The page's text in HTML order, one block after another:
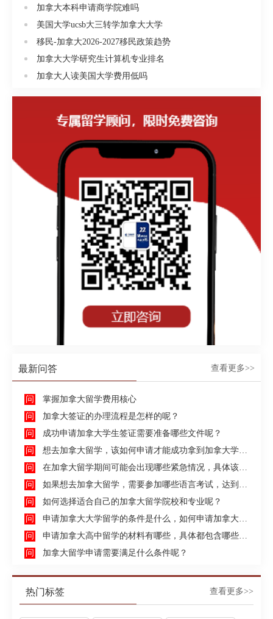
加拿大本科申请商学院难吗
美国大学ucsb大三转学加拿大大学
移民-加拿大2026-2027移民政策趋势
加拿大大学研究生计算机专业排名
加拿大人读美国大学费用低吗
最新问答 查看更多>>
掌握加拿大留学费用核心
加拿大签证的办理流程是怎样的呢？
成功申请加拿大学生签证需要准备哪些文件呢？
想去加拿大留学，该如何申请才能成功拿到加拿大学生签证呢？
在加拿大留学期间可能会出现哪些紧急情况，具体该如何去处理这些紧急情况呢？
如果想去加拿大留学，需要参加哪些语言考试，达到什么水平才能申请呢？
如何选择适合自己的加拿大留学院校和专业呢？
申请加拿大大学留学的条件是什么，如何申请加拿大大学留学，留学的费用及签证申请流程是什么？
申请加拿大高中留学的材料有哪些，具体都包含哪些方面呢？
加拿大留学申请需要满足什么条件呢？
热门标签 查看更多>>